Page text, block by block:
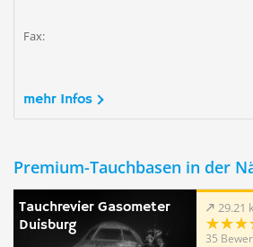
Fax:
mehr Infos
Premium-Tauchbasen in der
Tauchrevier Gasometer
Duisburg
29.21
35